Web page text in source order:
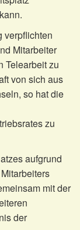
verpflichten
Mitarbeiter
Telearbeit zu
von sich aus
so hat die
zu
aufgrund
mit der
der